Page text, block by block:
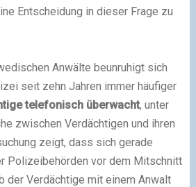
Entscheidung in dieser Frage zu
Anwälte beunruhigt sich
seit zehn Jahren immer häufiger
telefonisch überwacht, unter
zwischen Verdächtigen und ihren
zeigt, dass sich gerade
Polizeibehörden vor dem Mitschnitt
der Verdächtige mit einem Anwalt